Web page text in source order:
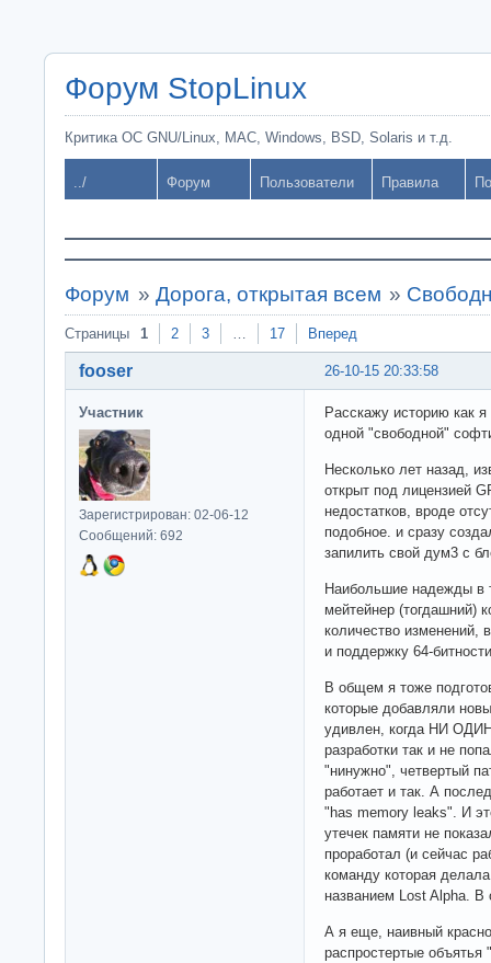
Форум StopLinux
Критика ОС GNU/Linux, MAC, Windows, BSD, Solaris и т.д.
../ Форум Пользователи Правила
Форум » Дорога, открытая всем »
Страницы 1 2 3 … 17 Вперед
26-10-15 20:33:58
fooser
Участник
Зарегистрирован: 02-06-12
Сообщений: 692
Расскажу историю как
одной "свободной"
Несколько лет назад,
открыт под лицензией
недостатков, вроде
подобное. и сразу
запилить свой дум3 с
Наибольшие надежды в
мейтейнер (тогдашний)
количество изменений,
и поддержку 64-
В общем я тоже
которые добавляли
удивлен, когда НИ
разработки так и не
"нинужно", четвертый
работает и так. А
"has memory leaks". И
утечек памяти не
проработал (и сейчас
команду которая
названием Lost Alpha. В
А я еще, наивный
распростертые